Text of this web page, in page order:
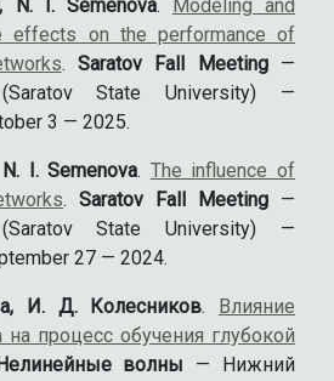
N. I. Semenova.
Modeling and
effects on the performance of
.Saratov Fall Meeting—
State University) —
3 — 2025.
I. Semenova. The influence of
. Saratov Fall Meeting —
State University) —
27 — 2024.
И. Д. Колесников.
Влияние
процесс обучения глубокой
Нелинейные волны — Нижний